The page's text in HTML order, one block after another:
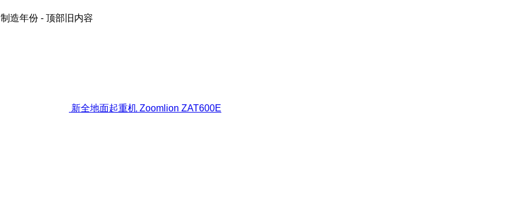
制造年份 - 顶部旧内容
新全地面起重机 Zoomlion ZAT600E